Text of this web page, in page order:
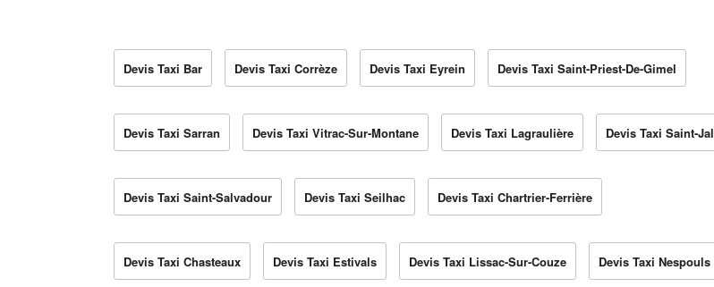
Devis Taxi Bar Devis Taxi Corrèze Devis Taxi Eyrein Devis Taxi Saint-Priest-De-Gimel
Devis Taxi Sarran Devis Taxi Vitrac-Sur-Montane Devis Taxi Lagraulière Devis Taxi Saint-Jal
Devis Taxi Saint-Salvadour Devis Taxi Seilhac Devis Taxi Chartrier-Ferrière
Devis Taxi Chasteaux Devis Taxi Estivals Devis Taxi Lissac-Sur-Couze Devis Taxi Nespouls